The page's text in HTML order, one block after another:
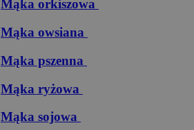
Mąka orkiszowa
Mąka owsiana
Mąka pszenna
Mąka ryżowa
Mąka sojowa